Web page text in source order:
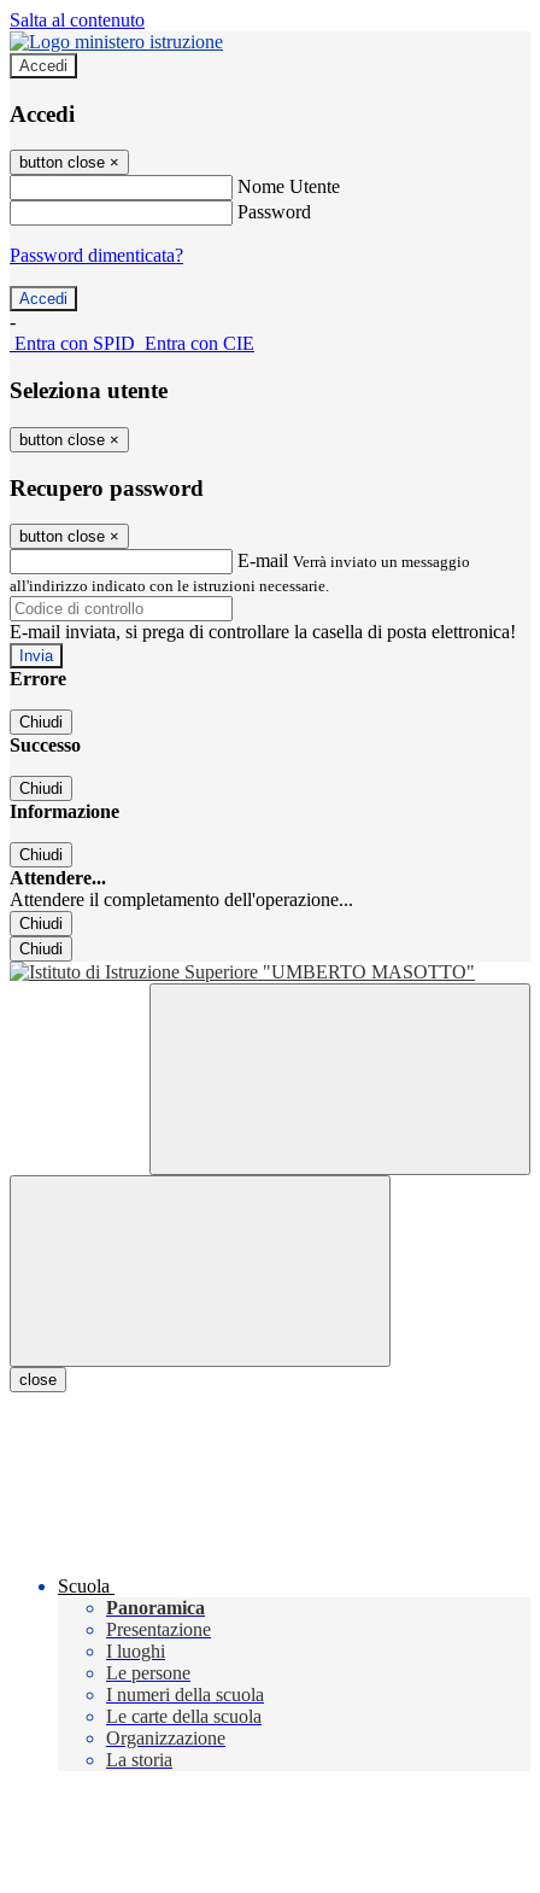
Salta al contenuto
Accedi
Accedi
button close ×
Nome Utente
Password
Password dimenticata?
-
Entra con SPID Entra con CIE
Seleziona utente
button close ×
Recupero password
button close ×
E-mail Verrà inviato un messaggio
all'indirizzo indicato con le istruzioni necessarie.
E-mail inviata, si prega di controllare la casella di posta elettronica!
Errore
Chiudi
Successo
Chiudi
Informazione
Chiudi
Attendere...
Attendere il completamento dell'operazione...
Chiudi
Chiudi
close
Scuola
Panoramica
Presentazione
I luoghi
Le persone
I numeri della scuola
Le carte della scuola
Organizzazione
La storia